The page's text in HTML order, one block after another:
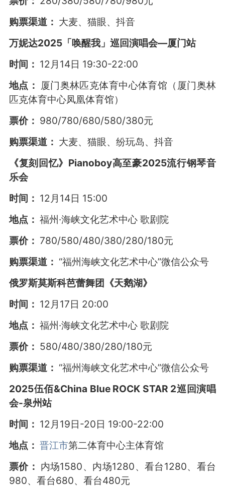
购票渠道： 大麦、猫眼、抖音
万妮达2025「唤醒我」巡回演唱会—厦门站
时间： 12月14日 19:30-22:00
地点： 厦门奥林匹克体育中心体育馆（厦门奥林
匹克体育中心凤凰体育馆）
票价： 980/780/680/580/380元
购票渠道： 大麦、猫眼、纷玩岛、抖音
《复刻回忆》Pianoboy高至豪2025流行钢琴音
乐会
时间： 12月14日 15:00
地点： 福州·海峡文化艺术中心 歌剧院
票价： 780/580/480/380/280/180元
购票渠道： “福州海峡文化艺术中心”微信公众号
俄罗斯莫斯科芭蕾舞团《天鹅湖》
时间： 12月17日 20:00
地点： 福州·海峡文化艺术中心 歌剧院
票价： 580/480/380/280/180元
购票渠道： “福州海峡文化艺术中心”微信公众号
2025伍佰&China Blue ROCK STAR 2巡回演唱
会-泉州站
时间： 12月19日-20日 19:00-22:00
地点： 晋江市第二体育中心主体育馆
票价： 内场1580、内场1280、看台1280、看台
980、看台680、看台480元